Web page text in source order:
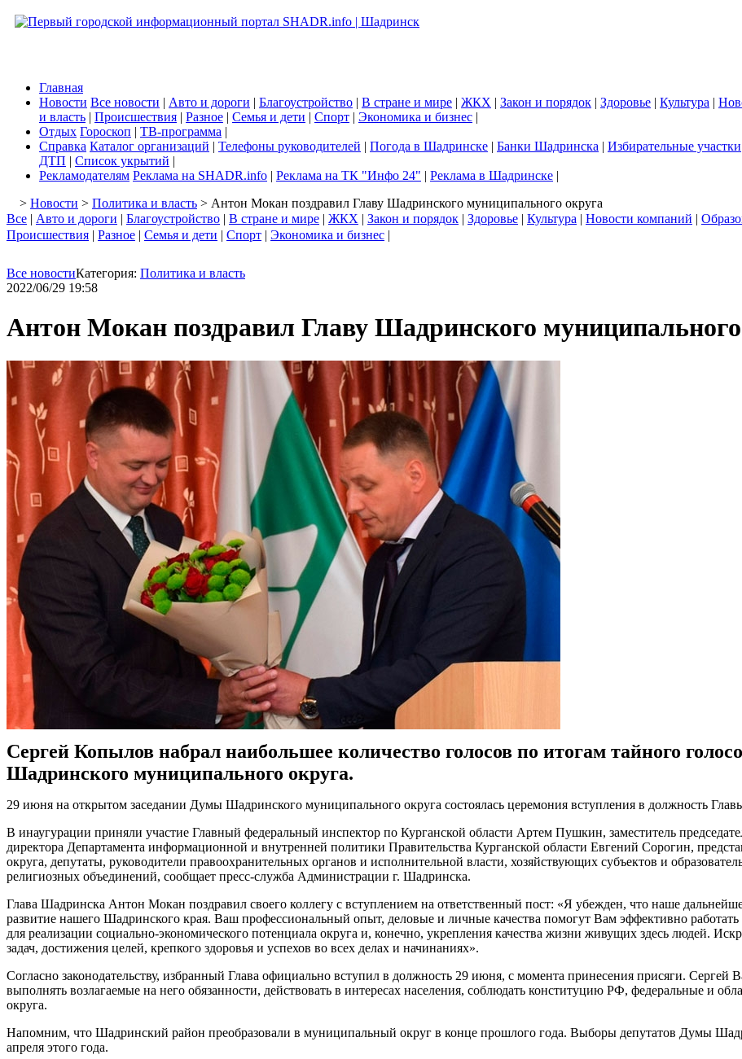
Главная
Новости Все новости | Авто и дороги | Благоустройство | В стране и мире | ЖКХ | Закон и порядок | Здоровье | Культура |
и власть | Происшествия | Разное | Семья и дети | Спорт | Экономика и бизнес |
Отдых Гороскоп | ТВ-программа |
Справка Каталог организаций | Телефоны руководителей | Погода в Шадринске | Банки Шадринска | Избирательные участки
ДТП | Список укрытий |
Рекламодателям Реклама на SHADR.info | Реклама на ТК "Инфо 24" | Реклама в Шадринске |
> Новости > Политика и власть > Антон Мокан поздравил Главу Шадринского муниципального округа
Все | Авто и дороги | Благоустройство | В стране и мире | ЖКХ | Закон и порядок | Здоровье | Культура | Новости компаний |
Происшествия | Разное | Семья и дети | Спорт | Экономика и бизнес |
Все новостиКатегория: Политика и власть
2022/06/29 19:58
Антон Мокан поздравил Главу Шадринского
Сергей Копылов набрал наибольшее количество голосов по итогам тайного
Шадринского муниципального округа.
29 июня на открытом заседании Думы Шадринского муниципального округа состоялась церемония вступления в должность
В инаугурации приняли участие Главный федеральный инспектор по Курганской области Артем Пушкин, заместитель
директора Департамента информационной и внутренней политики Правительства Курганской области Евгений Сорогин,
округа, депутаты, руководители правоохранительных органов и исполнительной власти, хозяйствующих субъектов и
религиозных объединений, сообщает пресс-служба Администрации г. Шадринска.
Глава Шадринска Антон Мокан поздравил своего коллегу с вступлением на ответственный пост: «Я убежден, что наше
развитие нашего Шадринского края. Ваш профессиональный опыт, деловые и личные качества помогут Вам эффективно работать
для реализации социально-экономического потенциала округа и, конечно, укрепления качества жизни живущих здесь людей.
задач, достижения целей, крепкого здоровья и успехов во всех делах и начинаниях».
Согласно законодательству, избранный Глава официально вступил в должность 29 июня, с момента принесения присяги. Сергей
выполнять возлагаемые на него обязанности, действовать в интересах населения, соблюдать конституцию РФ, федеральные и
округа.
Напомним, что Шадринский район преобразовали в муниципальный округ в конце прошлого года. Выборы депутатов Думы
апреля этого года.